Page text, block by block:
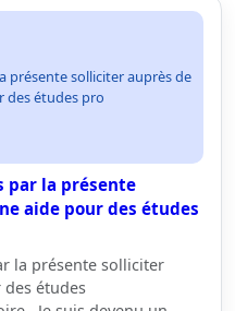
présente solliciter auprès de
des études pro
par la présente
aide pour des études
la présente solliciter
études